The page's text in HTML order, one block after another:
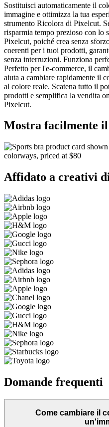
Sostituisci automaticamente il
immagine e ottimizza la tua
strumento Ricolora di Pixelcut.
risparmia tempo prezioso con lo
Pixelcut, poiché crea senza
coerenti per i tuoi prodotti,
senza interruzioni. Funziona
Perfetto per l'e-commerce, il
aiuta a cambiare rapidamente il
al colore reale. Scatena tutto il
prodotti e semplifica la vendita
Pixelcut.
Mostra facilmente
Affidato a creativi
Domande frequenti
Come cambiare il